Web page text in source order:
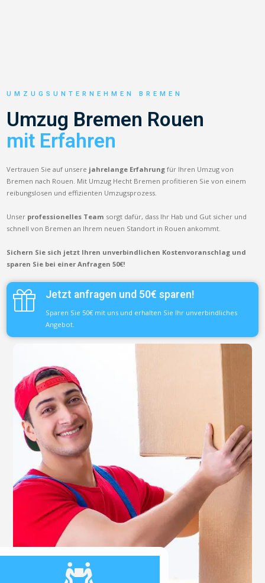
UMZUGSUNTERNEHMEN BREMEN
Umzug Bremen Rouen
mit Erfahren
Vertrauen Sie auf unsere jahrelange Erfahrung für Ihren Umzug von
Bremen nach Rouen. Mit Umzug Hecht Bremen profitieren Sie von einem
reibungslosen und effizienten Umzugsprozess.
Unser professionelles Team sorgt dafür, dass Ihr Hab und Gut sicher und
schnell von Bremen an Ihrem neuen Standort in Rouen ankommt.
Sichern Sie sich jetzt Ihren unverbindlichen Kostenvoranschlag und
sparen Sie bei einer Anfragen 50€!
Jetzt anfragen und 50€ sparen!
Sparen Sie 50€ mit uns und erhalten Sie Ihr unverbindliches
Angebot.